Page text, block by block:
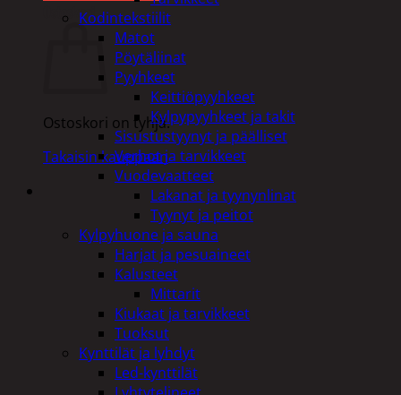
Ostoskori
Ostoskori on tyhjä.
Takaisin kauppaan
Kodintekstiilit
Matot
Pöytäliinat
Pyyhkeet
Keittiöpyyhkeet
Kylpypyyhkeet ja takit
Sisustustyynyt ja päälliset
Verhot ja tarvikkeet
Vuodevaatteet
Lakanat ja tyynynlinat
Tyynyt ja peitot
Kylpyhuone ja sauna
Harjat ja pesuaineet
Kalusteet
Mittarit
Kiukaat ja tarvikkeet
Tuoksut
Kynttilät ja lyhdyt
Led-kynttilät